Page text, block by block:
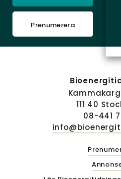
Prenumerera
111 40
08-441